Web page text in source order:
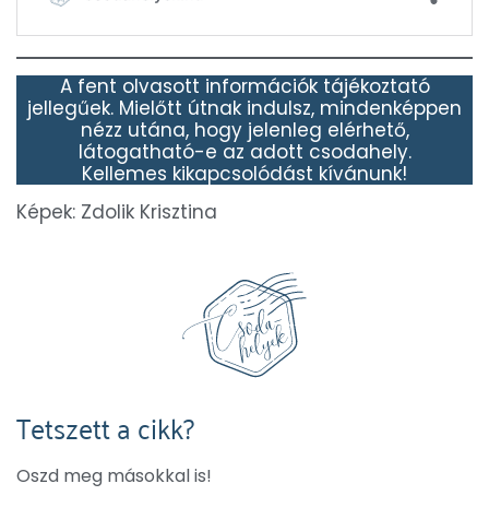
A fent olvasott információk tájékoztató
jellegűek. Mielőtt útnak indulsz, mindenképpen
nézz utána, hogy jelenleg elérhető,
látogatható-e az adott csodahely.
Kellemes kikapcsolódást kívánunk!
Képek: Zdolik Krisztina
Tetszett a cikk?
Oszd meg másokkal is!